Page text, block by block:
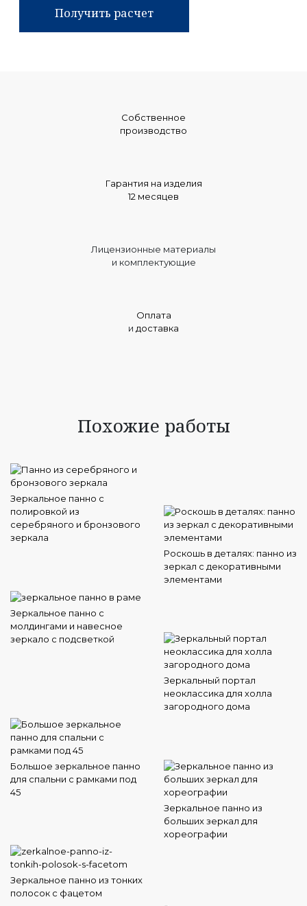
Получить расчет
Собственное
производство
Гарантия на изделия
12 месяцев
Лицензионные материалы
и комплектующие
Оплата
и доставка
Похожие работы
Зеркальное панно с
полировкой из
серебряного и бронзового
зеркала
Роскошь в деталях: панно из
зеркал с декоративными
элементами
Зеркальное панно с
молдингами и навесное
зеркало с подсветкой
Зеркальный портал
неоклассика для холла
загородного дома
Большое зеркальное панно
для спальни с рамками под
45
Зеркальное панно из
больших зеркал для
хореографии
Зеркальное панно из тонких
полосок с фацетом